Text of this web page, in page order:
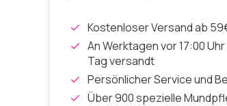
Kostenloser Versand ab
An Werktagen vor 17:00
Tag versandt
Persönlicher Service und
Über 900 spezielle